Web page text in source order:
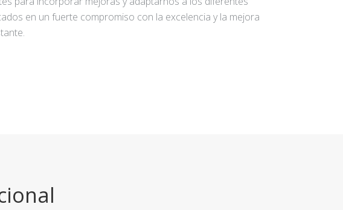
en un fuerte compromiso con la excelencia y la mejora